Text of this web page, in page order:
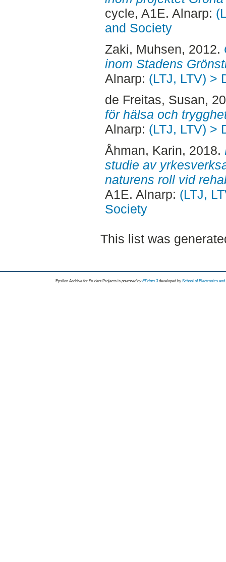
cycle, A1E. Alnarp:
and Society
Zaki, Muhsen, 2012.
inom Stadens
Alnarp: (LTJ, LTV) >
de Freitas, Susan,
för hälsa och
Alnarp: (LTJ, LTV) >
Åhman, Karin, 2018.
studie av
naturens roll vid
A1E. Alnarp: (LTJ,
Society
This list was
Epsilon Archive for Student Projects is powored byEPrints 3 developed by School of Electronics